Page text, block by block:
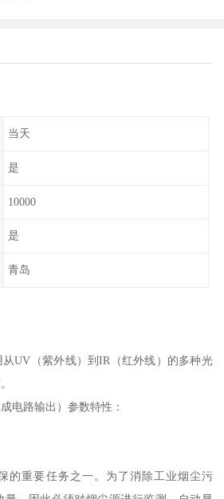
当天
是
10000
是
青岛
UV（紫外线）到IR（红外线）的多种光
电路输出）参数特性：
的重要任务之一。为了消除工业烟尘污